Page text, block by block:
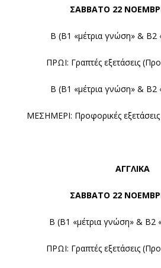
ΣΑΒΒΑΤΟ 22
Β (Β1 «μέτρια γνώση» & Β2
ΠΡΩΙ: Γραπτές εξετάσεις
Β (Β1 «μέτρια γνώση» & Β2
ΜΕΣΗΜΕΡΙ: Προφορικές
ΑΓΓΛΙΚΑ
ΣΑΒΒΑΤΟ 22
Β (Β1 «μέτρια γνώση» & Β2
ΠΡΩΙ: Γραπτές εξετάσεις